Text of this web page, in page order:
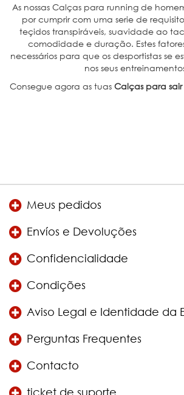
As nossas Calças para running de
por cumprir com uma serie de
teçidos transpiráveis, suavidade ao
comodidade e duração. Estes
necessários para que os desportistas se
nos seus
Consegue agora as tuas Calças para
Meus pedidos
Envíos e Devoluções
Confidencialidade
Condições
Aviso Legal e Identidade da
Perguntas Frequentes
Contacto
ticket de suporte